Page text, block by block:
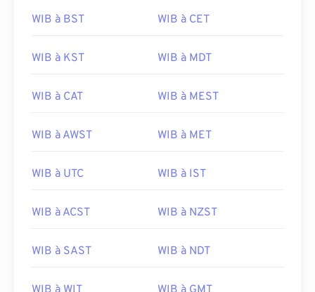
WIB à BST WIB à CET
WIB à KST WIB à MDT
WIB à CAT WIB à MEST
WIB à AWST WIB à MET
WIB à UTC WIB à IST
WIB à ACST WIB à NZST
WIB à SAST WIB à NDT